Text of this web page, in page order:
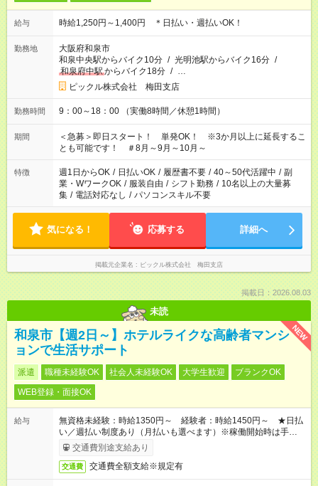
給与 時給1,250円～1,400円 ＊日払い・週払いOK！
勤務地
大阪府和泉市
和泉中央駅からバイク10分 / 光明池駅からバイク16分 /
和泉府中駅からバイク18分 / …
ピックル株式会社 梅田支店
勤務時間 9：00～18：00 （実働8時間／休憩1時間）
期間
＜急募＞即日スタート！ 単発OK！ ※3か月以上に延長するこ
とも可能です！ ＃8月～9月～10月～
特徴 週1日からOK / 日払いOK / 履歴書不要 / 40～50代活躍中 / 副
業・WワークOK / 服装自由 / シフト勤務 / 10名以上の大量募
集 / 電話対応なし / パソコンスキル不要
気になる！ 応募する 詳細へ
掲載元企業名 ピックル株式会社 梅田支店
掲載日：2026.08.03
未読
NEW
和泉市【週2日～】ホテルライクな高齢者マンシ
ョンで生活サポート
派遣 職種未経験OK 社会人未経験OK 大学生歓迎
ブランクOK
WEB登録・面接OK
給与
無資格未経験：時給1350円～ 経験者：時給1450円～ ★日払
い／週払い制度あり（月払いも選べます）※稼働開始時は手続き
完了次第のお支払いとなります。
交通費別途支給あり
交通費 交通費全額支給※規定有